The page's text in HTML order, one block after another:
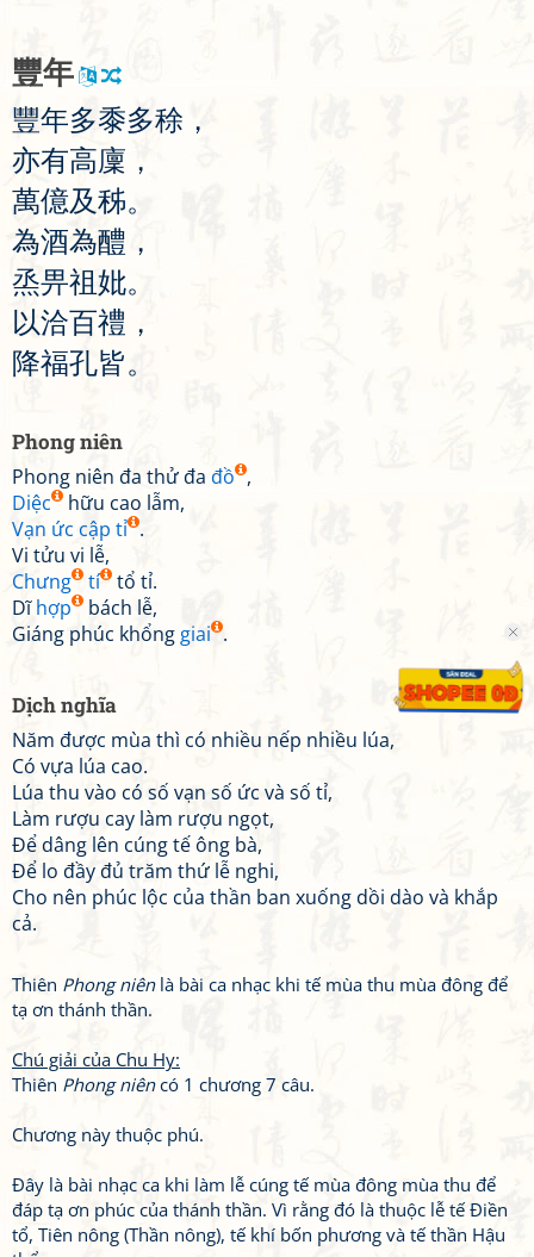
豐年
豐年多黍多稌 ，
亦有高廩 ，
萬億及秭。
為酒為醴 ，
烝畀祖妣。
以洽百禮 ，
降福孔皆。
Phong niên
Phong niên đa thử đa đồ ,
Diệc
hữu cao lẫm,
Vạn ức cập tỉ .
Vi tửu vi lễ,
Chưng
tí
tổ tỉ.
Dĩhợp
bách lễ,
Giáng phúc khổng giai .
Dịch nghĩa
Năm được mùa thì có nhiều nếp nhiều lúa,
Có vựa lúa cao.
Lúa thu vào có số vạn số ức và số tỉ,
Làm rượu cay làm rượu ngọt,
Để dâng lên cúng tế ông bà,
Để lo đầy đủ trăm thứ lễ nghi,
Cho nên phúc lộc của thần ban xuống dồi dào và khắp
cả.
Thiên Phong niênlà bài ca nhạc khi tế mùa thu mùa đông để
tạ ơn thánh thần.
Chú giải của Chu Hy:
Thiên Phong niêncó 1 chương 7 câu.
Chương này thuộc phú.
Đây là bài nhạc ca khi làm lễ cúng tế mùa đông mùa thu để
đáp tạ ơn phúc của thánh thần. Vì rằng đó là thuộc lễ tế Điền
tổ, Tiên nông (Thần nông), tế khí bốn phương và tế thần Hậu